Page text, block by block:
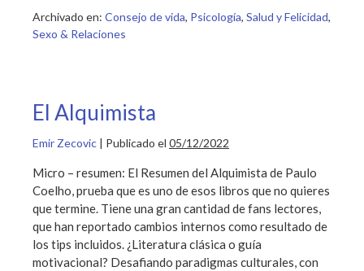
adiós,
ahora
cómo
Archivado en: Consejo de vida, Psicología, Salud y Felicidad,
Sexo & Relaciones
El Alquimista
Emir Zecovic | Publicado el 05/12/2022
Micro – resumen: El Resumen del Alquimista de Paulo
Coelho, prueba que es uno de esos libros que no quieres
que termine. Tiene una gran cantidad de fans lectores,
que han reportado cambios internos como resultado de
los tips incluidos. ¿Literatura clásica o guía
motivacional? Desafiando paradigmas culturales, con